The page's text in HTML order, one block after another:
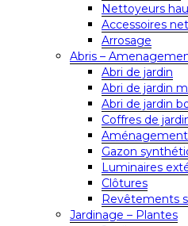
Nettoyeurs
Accessoires
Arrosage
Abris –
Abri de jardin
Abri de jardin
Abri de jardin
Coffres de
Gazon
Luminaires
Clôtures
Revêtements
Jardinage – Plantes